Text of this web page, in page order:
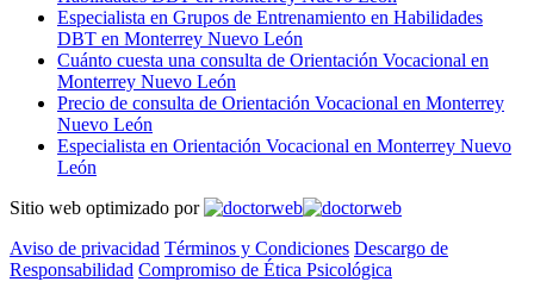
Especialista en Grupos de Entrenamiento en Habilidades
DBT en Monterrey Nuevo León
Cuánto cuesta una consulta de Orientación Vocacional en
Monterrey Nuevo León
Precio de consulta de Orientación Vocacional en Monterrey
Nuevo León
Especialista en Orientación Vocacional en Monterrey Nuevo
León
Sitio web optimizado por
Aviso de privacidad Términos y Condiciones Descargo de
Responsabilidad Compromiso de Ética Psicológica